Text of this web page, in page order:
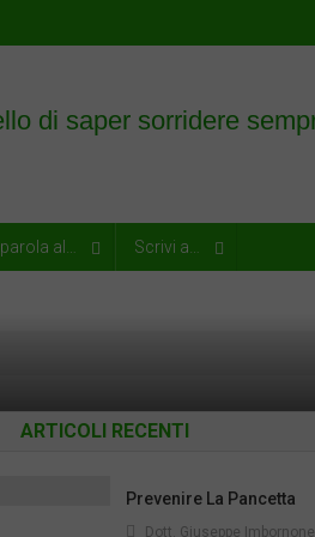
parola al… Scrivi a…
ARTICOLI RECENTI
Prevenire La Pancetta
Dott. Giuseppe Imbornone